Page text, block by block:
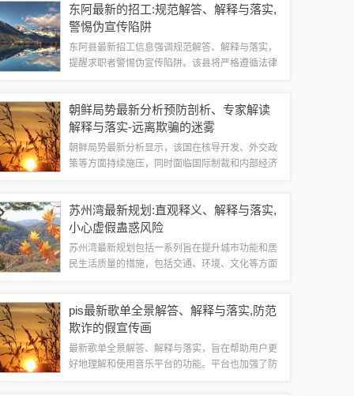
沟通，确保招聘过程透明、公正。招聘方也应...
东阿最新的招工:规范解答、解释与落实,
警惕伪宣传陷阱
东阿县最新招工信息强调规范解答、解释与落实，
提醒求职者警惕伪宣传陷阱。该县将严格遵循法律
厉打击，保障求职者合法权益。求职者应提高...
朝鲜局势最新分析预防剖析、专家解读
解释与落实-远离欺骗的迷雾
朝鲜局势最新分析显示，该国在核导开发、外交政
策等方面持续施压，同时面临国际制裁和内部经济
为落实和平解决方案，国际社会需加强沟通与...
苏州湾最新规划:直观释义、解释与落实,
小心虚假蛊惑风险
苏州湾最新规划包括一系列旨在提升城市功能和居
民生活质量的措施，包括交通、环境、文化等方面
透明地解释规划内容，并接受公众监督，以确...
pis最新歌单全景解答、解释与落实,防范
欺诈的假宣传画
最新歌单全景解答、解释与落实，旨在帮助用户更
好地理解和使用音乐平台的功能。平台也加强了防